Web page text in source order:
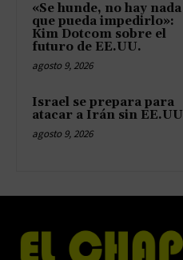
«Se hunde, no hay nada
que pueda impedirlo»:
Kim Dotcom sobre el
futuro de EE.UU.
agosto 9, 2026
Israel se prepara para
atacar a Irán sin
agosto 9, 2026